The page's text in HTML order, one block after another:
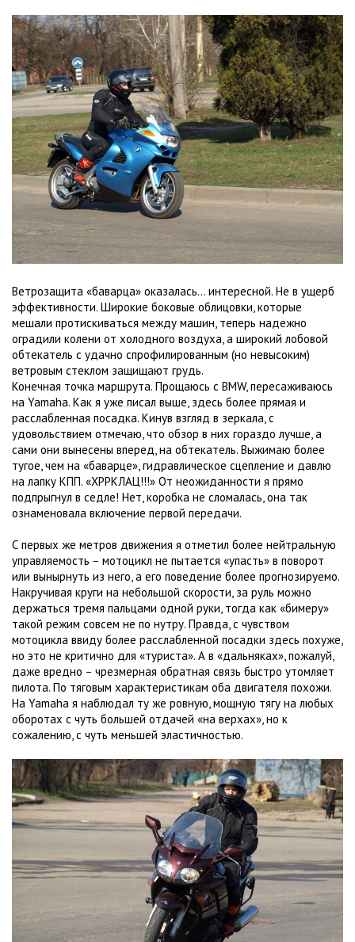
Ветрозащита «баварца» оказалась… интересной. Не в ущерб
эффективности. Широкие боковые облицовки, которые
мешали протискиваться между машин, теперь надежно
оградили колени от холодного воздуха, а широкий лобовой
обтекатель с удачно спрофилированным (но невысоким)
ветровым стеклом защищают грудь.
Конечная точка маршрута. Прощаюсь с BMW, пересаживаюсь
на Yamaha. Как я уже писал выше, здесь более прямая и
расслабленная посадка. Кинув взгляд в зеркала, с
удовольствием отмечаю, что обзор в них гораздо лучше, а
сами они вынесены вперед, на обтекатель. Выжимаю более
тугое, чем на «баварце», гидравлическое сцепление и давлю
на лапку КПП. «ХРРКЛАЦ!!!» От неожиданности я прямо
подпрыгнул в седле! Нет, коробка не сломалась, она так
ознаменовала включение первой передачи.
С первых же метров движения я отметил более нейтральную
управляемость – мотоцикл не пытается «упасть» в поворот
или вынырнуть из него, а его поведение более прогнозируемо.
Накручивая круги на небольшой скорости, за руль можно
держаться тремя пальцами одной руки, тогда как «бимеру»
такой режим совсем не по нутру. Правда, с чувством
мотоцикла ввиду более расслабленной посадки здесь похуже,
но это не критично для «туриста». А в «дальняках», пожалуй,
даже вредно – чрезмерная обратная связь быстро утомляет
пилота. По тяговым характеристикам оба двигателя похожи.
На Yamaha я наблюдал ту же ровную, мощную тягу на любых
оборотах с чуть большей отдачей «на верхах», но к
сожалению, с чуть меньшей эластичностью.